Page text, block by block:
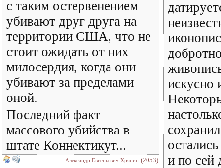
с таким остервенением
убивают друг друга на
территории США, что не
стоит ожидать от них
милосердия, когда они
убивают за пределами
оной.
Последний факт
массового убийства в
штате Коннектикут...
Александр Евгеньевич Хрянин (2053)
искусно
и по сей